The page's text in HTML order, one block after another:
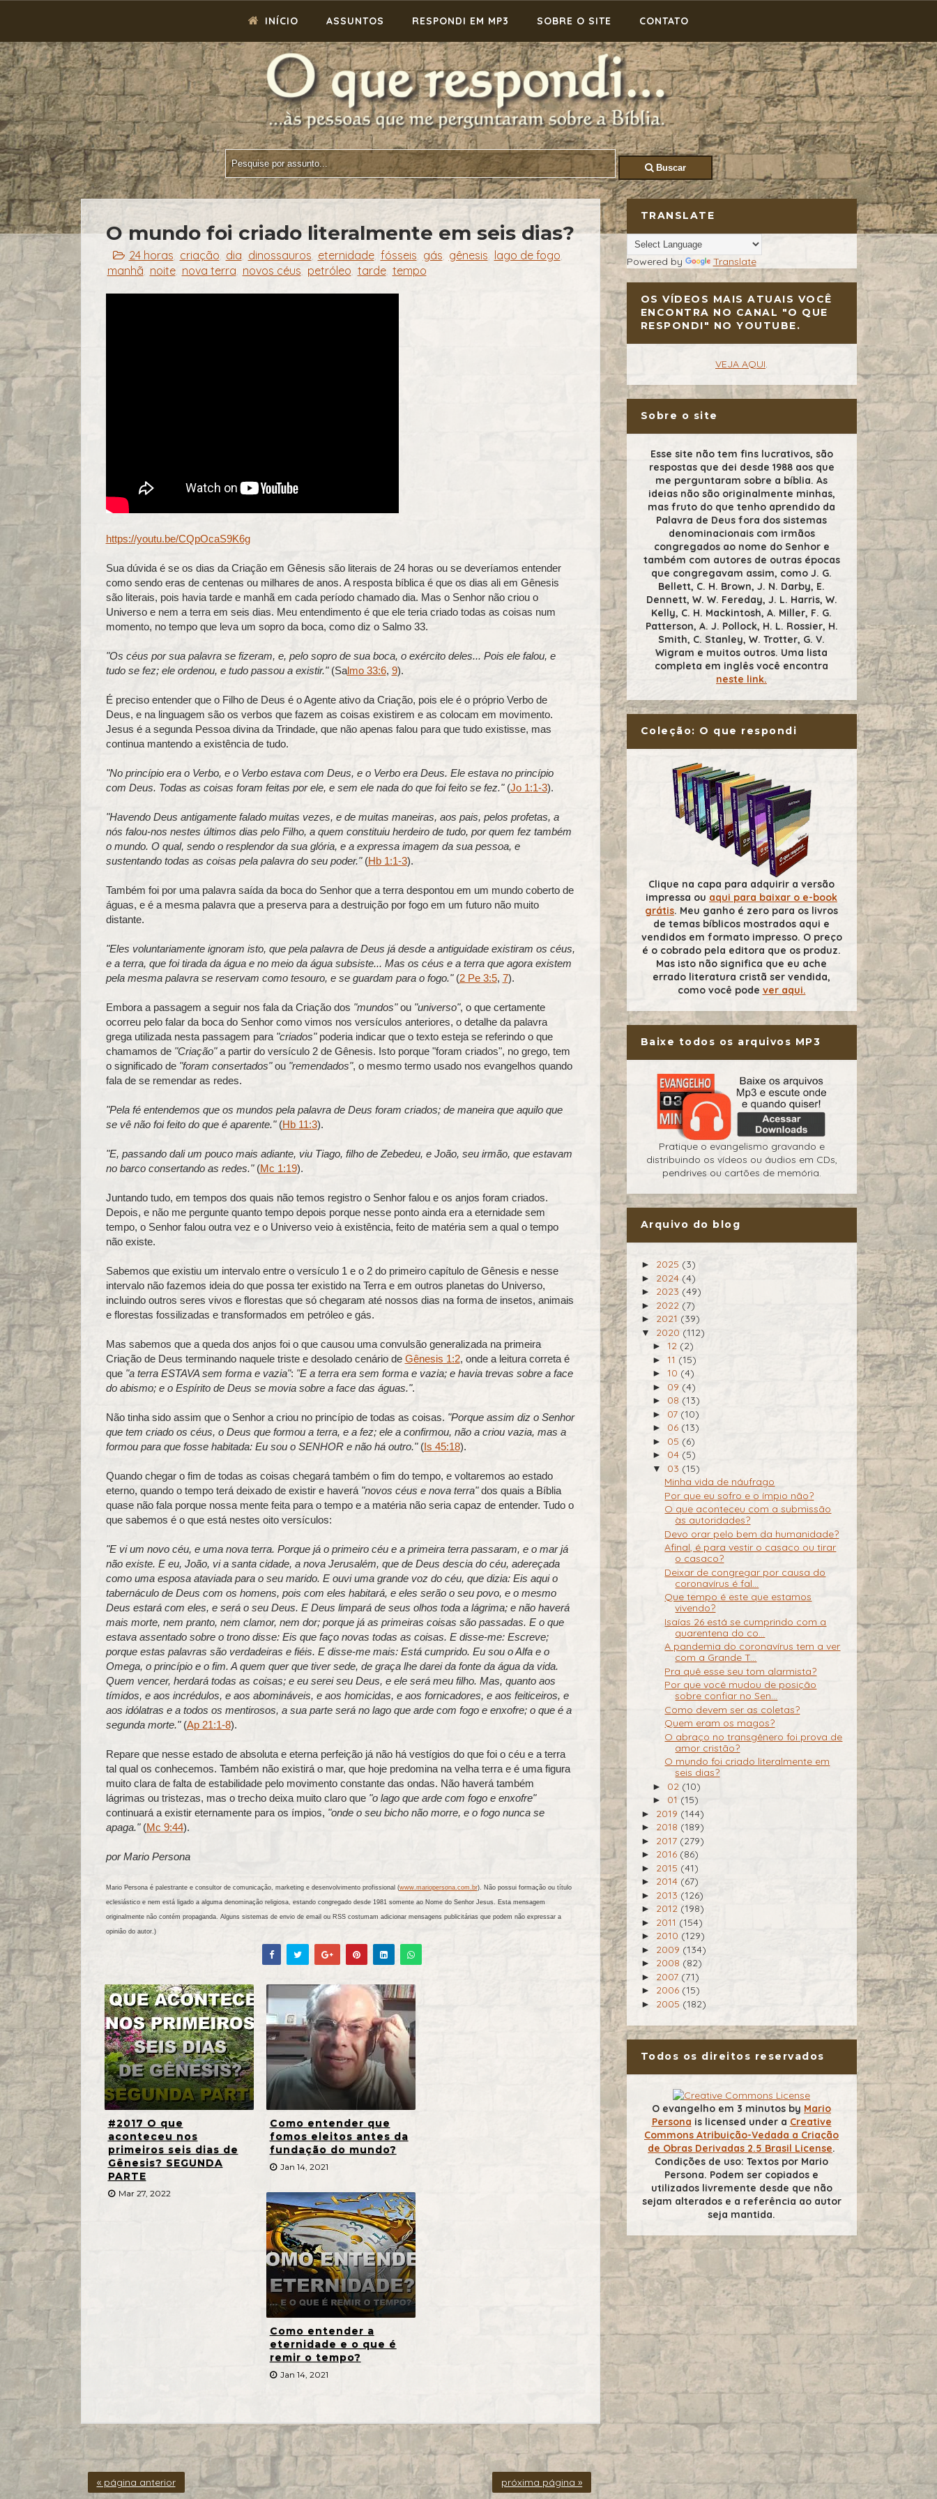
INÍCIO ASSUNTOS RESPONDI EM MP3 SOBRE O SITE CONTATO
Buscar
O mundo foi criado literalmente em seis dias?
24 horas criação dia dinossauros eternidade, fósseis gás gênesis lago de fogo
manhã noite, nova terra novos céus petróleo tarde, tempo
https://youtu.be/CQpOcaS9K6g
Sua dúvida é se os dias da Criação em Gênesis são literais de 24 horas ou se deveríamos entender
como sendo eras de centenas ou milhares de anos. A resposta bíblica é que os dias ali em Gênesis
são literais, pois havia tarde e manhã em cada período chamado dia. Mas o Senhor não criou o
Universo e nem a terra em seis dias. Meu entendimento é que ele teria criado todas as coisas num
momento, no tempo que leva um sopro da boca, como diz o Salmo 33.
"Os céus por sua palavra se fizeram, e, pelo sopro de sua boca, o exército deles... Pois ele falou, e
tudo se fez; ele ordenou, e tudo passou a existir."(Salmo 33:6, 9).
É preciso entender que o Filho de Deus é o Agente ativo da Criação, pois ele é o próprio Verbo de
Deus, e na linguagem são os verbos que fazem as coisas existirem e as colocam em movimento.
Jesus é a segunda Pessoa divina da Trindade, que não apenas falou para que tudo existisse, mas
continua mantendo a existência de tudo.
"No princípio era o Verbo, e o Verbo estava com Deus, e o Verbo era Deus. Ele estava no princípio
com Deus. Todas as coisas foram feitas por ele, e sem ele nada do que foi feito se fez."(Jo 1:1-3).
"Havendo Deus antigamente falado muitas vezes, e de muitas maneiras, aos pais, pelos profetas, a
nós falou-nos nestes últimos dias pelo Filho, a quem constituiu herdeiro de tudo, por quem fez também
o mundo. O qual, sendo o resplendor da sua glória, e a expressa imagem da sua pessoa, e
sustentando todas as coisas pela palavra do seu poder." (Hb 1:1-3).
Também foi por uma palavra saída da boca do Senhor que a terra despontou em um mundo coberto de
águas, e é a mesma palavra que a preserva para a destruição por fogo em um futuro não muito
distante.
"Eles voluntariamente ignoram isto, que pela palavra de Deus já desde a antiguidade existiram os céus,
e a terra, que foi tirada da água e no meio da água subsiste... Mas os céus e a terra que agora existem
pela mesma palavra se reservam como tesouro, e se guardam para o fogo."(2 Pe 3:5, 7).
Embora a passagem a seguir nos fala da Criação dos "mundos"ou "universo", o que certamente
ocorreu pelo falar da boca do Senhor como vimos nos versículos anteriores, o detalhe da palavra
grega utilizada nesta passagem para "criados"poderia indicar que o texto esteja se referindo o que
chamamos de "Criação"a partir do versículo 2 de Gênesis. Isto porque "foram criados", no grego, tem
o significado de"foram consertados"ou"remendados", o mesmo termo usado nos evangelhos quando
fala de se remendar as redes.
"Pela fé entendemos que os mundos pela palavra de Deus foram criados; de maneira que aquilo que
se vê não foi feito do que é aparente." (Hb 11:3).
"E, passando dali um pouco mais adiante, viu Tiago, filho de Zebedeu, e João, seu irmão, que estavam
no barco consertando as redes." (Mc 1:19).
Juntando tudo, em tempos dos quais não temos registro o Senhor falou e os anjos foram criados.
Depois, e não me pergunte quanto tempo depois porque nesse ponto ainda era a eternidade sem
tempo, o Senhor falou outra vez e o Universo veio à existência, feito de matéria sem a qual o tempo
não existe.
Sabemos que existiu um intervalo entre o versículo 1 e o 2 do primeiro capítulo de Gênesis e nesse
intervalo não fazemos ideia do que possa ter existido na Terra e em outros planetas do Universo,
incluindo outros seres vivos e florestas que só chegaram até nossos dias na forma de insetos, animais
e florestas fossilizadas e transformados em petróleo e gás.
Mas sabemos que a queda dos anjos foi o que causou uma convulsão generalizada na primeira
Criação de Deus terminando naquele triste e desolado cenário de Gênesis 1:2, onde a leitura correta é
que "a terra ESTAVA sem forma e vazia": "E a terra era sem forma e vazia; e havia trevas sobre a face
do abismo; e o Espírito de Deus se movia sobre a face das águas.".
Não tinha sido assim que o Senhor a criou no princípio de todas as coisas. "Porque assim diz o Senhor
que tem criado os céus, o Deus que formou a terra, e a fez; ele a confirmou, não a criou vazia, mas a
formou para que fosse habitada: Eu sou o SENHOR e não há outro." (Is 45:18).
Quando chegar o fim de todas as coisas chegará também o fim do tempo, e voltaremos ao estado
eterno, quando o tempo terá deixado de existir e haverá "novos céus e nova terra"dos quais a Bíblia
quase não fala porque nossa mente feita para o tempo e a matéria não seria capaz de entender. Tudo o
que sabemos é o que está nestes oito versículos:
"E vi um novo céu, e uma nova terra. Porque já o primeiro céu e a primeira terra passaram, e o mar já
não existe. E eu, João, vi a santa cidade, a nova Jerusalém, que de Deus descia do céu, adereçada
como uma esposa ataviada para o seu marido. E ouvi uma grande voz do céu, que dizia: Eis aqui o
tabernáculo de Deus com os homens, pois com eles habitará, e eles serão o seu povo, e o mesmo
Deus estará com eles, e será o seu Deus. E Deus limpará de seus olhos toda a lágrima; e não haverá
mais morte, nem pranto, nem clamor, nem dor; porque já as primeiras coisas são passadas. E o que
estava assentado sobre o trono disse: Eis que faço novas todas as coisas. E disse-me: Escreve;
porque estas palavras são verdadeiras e fiéis. E disse-me mais: Está cumprido. Eu sou o Alfa e o
Omega, o princípio e o fim. A quem quer que tiver sede, de graça lhe darei da fonte da água da vida.
Quem vencer, herdará todas as coisas; e eu serei seu Deus, e ele será meu filho. Mas, quanto aos
tímidos, e aos incrédulos, e aos abomináveis, e aos homicidas, e aos fornicadores, e aos feiticeiros, e
aos idólatras e a todos os mentirosos, a sua parte será no lago que arde com fogo e enxofre; o que é a
segunda morte."(Ap 21:1-8).
Repare que nesse estado de absoluta e eterna perfeição já não há vestígios do que foi o céu e a terra
tal qual os conhecemos. Também não existirá o mar, que hoje predomina na velha terra e é uma figura
muito clara de falta de estabilidade pelo movimento constante das ondas. Não haverá também
lágrimas ou tristezas, mas o trecho deixa muito claro que "o lago que arde com fogo e enxofre"
continuará a existir eternamente para os ímpios, "onde o seu bicho não morre, e o fogo nunca se
apaga."(Mc 9:44).
por Mario Persona
Mario Persona é palestrante e consultor de comunicação, marketing e desenvolvimento profissional (www.mariopersona.com.br). Não possui formação ou título
eclesiástico e nem está ligado a alguma denominação religiosa, estando congregado desde 1981 somente ao Nome do Senhor Jesus. Esta mensagem
originalmente não contém propaganda. Alguns sistemas de envio de email ou RSS costumam adicionar mensagens publicitárias que podem não expressar a
opinião do autor.)
#2017 O que
aconteceu nos
primeiros seis dias de
Gênesis? SEGUNDA
PARTE
Mar 27, 2022
Como entender que
fomos eleitos antes da
fundação do mundo?
Jan 14, 2021
Como entender a
eternidade e o que é
remir o tempo?
Jan 14, 2021
« página anterior próxima página »
TRANSLATE
Powered by Translate
OS VÍDEOS MAIS ATUAIS VOCÊ
ENCONTRA NO CANAL "O QUE
RESPONDI" NO YOUTUBE.
VEJA AQUI.
Sobre o site
Esse site não tem fins lucrativos, são
respostas que dei desde 1988 aos que
me perguntaram sobre a bíblia. As
ideias não são originalmente minhas,
mas fruto do que tenho aprendido da
Palavra de Deus fora dos sistemas
denominacionais com irmãos
congregados ao nome do Senhor e
também com autores de outras épocas
que congregavam assim, como J. G.
Bellett, C. H. Brown, J. N. Darby, E.
Dennett, W. W. Fereday, J. L. Harris, W.
Kelly, C. H. Mackintosh, A. Miller, F. G.
Patterson, A. J. Pollock, H. L. Rossier, H.
Smith, C. Stanley, W. Trotter, G. V.
Wigram e muitos outros. Uma lista
completa em inglês você encontra
neste link.
Coleção: O que respondi
Clique na capa para adquirir a versão
impressa ou aqui para baixar o e-book
grátis. Meu ganho é zero para os livros
de temas bíblicos mostrados aqui e
vendidos em formato impresso. O preço
é o cobrado pela editora que os produz.
Mas isto não significa que eu ache
errado literatura cristã ser vendida,
como você pode ver aqui.
Baixe todos os arquivos MP3
Pratique o evangelismo gravando e
distribuindo os vídeos ou áudios em CDs,
pendrives ou cartões de memória.
Arquivo do blog
► 2025 (3)
► 2024 (4)
► 2023 (49)
► 2022 (7)
► 2021 (39)
▼ 2020 (112)
►12 (2)
►11 (15)
►10 (4)
► 09 (4)
► 08 (13)
► 07 (10)
► 06 (13)
► 05 (6)
► 04 (5)
▼ 03 (15)
Minha vida de náufrago
Por que eu sofro e o ímpio não?
O que aconteceu com a submissão
às autoridades?
Devo orar pelo bem da humanidade?
Afinal, é para vestir o casaco ou tirar
o casaco?
Deixar de congregar por causa do
coronavírus é fal...
Que tempo é este que estamos
vivendo?
Isaías 26 está se cumprindo com a
quarentena do co...
A pandemia do coronavírus tem a ver
com a Grande T...
Pra quê esse seu tom alarmista?
Por que você mudou de posição
sobre confiar no Sen...
Como devem ser as coletas?
Quem eram os magos?
O abraço no transgênero foi prova de
amor cristão?
O mundo foi criado literalmente em
seis dias?
► 02 (10)
► 01 (15)
► 2019 (144)
► 2018 (189)
► 2017 (279)
► 2016 (86)
► 2015 (41)
► 2014 (67)
► 2013 (126)
► 2012 (198)
► 2011 (154)
► 2010 (129)
► 2009 (134)
► 2008 (82)
► 2007 (71)
► 2006 (15)
► 2005 (182)
Todos os direitos reservados
O evangelho em 3 minutos by Mario
Persona is licensed under a Creative
Commons Atribuição-Vedada a Criação
de Obras Derivadas 2.5 Brasil License.
Condições de uso: Textos por Mario
Persona. Podem ser copiados e
utilizados livremente desde que não
sejam alterados e a referência ao autor
seja mantida.